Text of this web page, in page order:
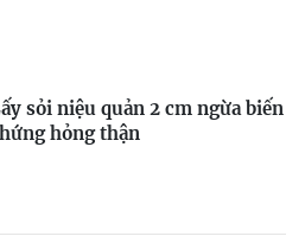
sỏi niệu quản 2 cm ngừa biến
hỏng thận